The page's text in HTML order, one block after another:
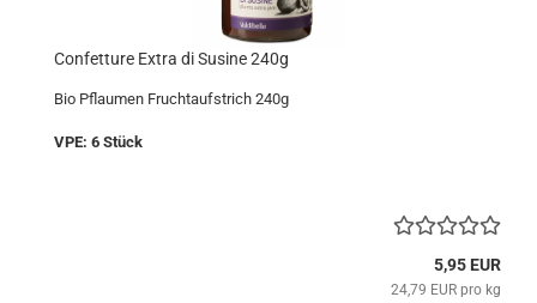
Confetture Extra di Susine 240g
Bio Pflaumen Fruchtaufstrich 240g
VPE: 6 Stück
5,95 EUR
24,79 EUR pro kg